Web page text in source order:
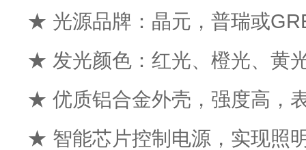
★ 光源品牌：晶元，普瑞或
★ 发光颜色：红光、橙光、黄
★ 优质铝合金外壳，强度高，
★ 智能芯片控制电源，实现照